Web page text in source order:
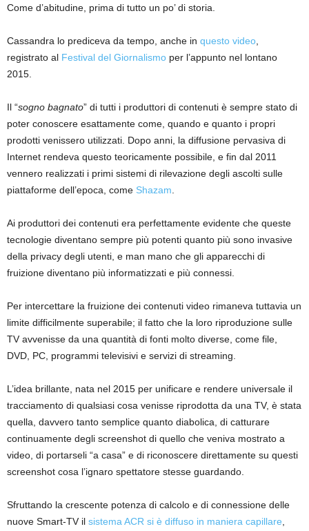
u
e
k
o
a
s
y
o
n
.
o
m
t
i
n
a
k
d
n
y
a
.
c
o
Come d’abitudine, prima di tutto un po’ di storia.
Cassandra lo prediceva da tempo, anche in questo video
registrato al Festival del Giornalismo per l’appunto nel lontano
2015.
Il “sogno bagnato” di tutti i produttori di contenuti è sempre stato di
poter conoscere esattamente come, quando e quanto i propri
prodotti venissero utilizzati. Dopo anni, la diffusione pervasiva di
Internet rendeva questo teoricamente possibile, e fin dal 2011
vennero realizzati i primi sistemi di rilevazione degli ascolti sulle
piattaforme dell’epoca, come Shazam
Ai produttori dei contenuti era perfettamente evidente che queste
tecnologie diventano sempre più potenti quanto più sono invasive
della privacy degli utenti, e man mano che gli apparecchi di
fruizione diventano più informatizzati e più connessi.
Per intercettare la fruizione dei contenuti video rimaneva tuttavia un
limite difficilmente superabile; il fatto che la loro riproduzione sulle
TV avvenisse da una quantità di fonti molto diverse, come file,
DVD, PC, programmi televisivi e servizi di streaming.
L’idea brillante, nata nel 2015 per unificare e rendere universale il
tracciamento di qualsiasi cosa venisse riprodotta da una TV, è stata
quella, davvero tanto semplice quanto diabolica, di catturare
continuamente degli screenshot di quello che veniva mostrato a
video, di portarseli “a casa” e di riconoscere direttamente su questi
screenshot cosa l’ignaro spettatore stesse guardando.
Sfruttando la crescente potenza di calcolo e di connessione delle
nuove Smart-TV il sistema ACR si è diffuso in maniera capillare